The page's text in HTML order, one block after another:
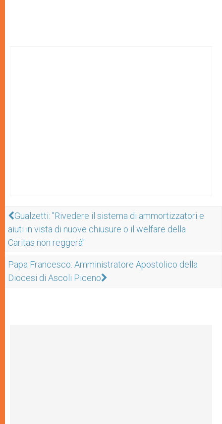
Gualzetti: "Rivedere il sistema di ammortizzatori e
aiuti in vista di nuove chiusure o il welfare della
Caritas non reggerà"
Papa Francesco: Amministratore Apostolico della
Diocesi di Ascoli Piceno